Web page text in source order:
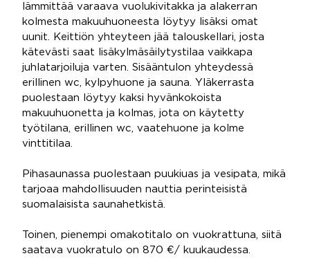
lämmittää varaava vuolukivitakka ja alakerran
kolmesta makuuhuoneesta löytyy lisäksi omat
uunit. Keittiön yhteyteen jää talouskellari, josta
kätevästi saat lisäkylmäsäilytystilaa vaikkapa
juhlatarjoiluja varten. Sisääntulon yhteydessä
erillinen wc, kylpyhuone ja sauna. Yläkerrasta
puolestaan löytyy kaksi hyvänkokoista
makuuhuonetta ja kolmas, jota on käytetty
työtilana, erillinen wc, vaatehuone ja kolme
vinttitilaa.
Pihasaunassa puolestaan puukiuas ja vesipata, mikä
tarjoaa mahdollisuuden nauttia perinteisistä
suomalaisista saunahetkistä.
Toinen, pienempi omakotitalo on vuokrattuna, siitä
saatava vuokratulo on 870 €/ kuukaudessa.